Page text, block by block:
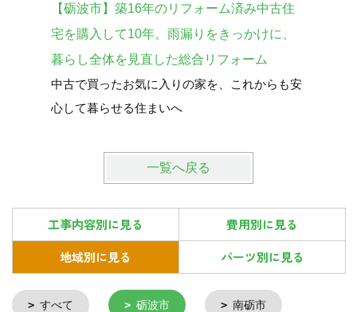
【砺波市】築16年のリフォーム済み中古住
宅を購入して10年。雨漏りをきっかけに、
暮らし全体を見直した総合リフォーム
中古で買ったお気に入りの家を、これからも安
心して暮らせる住まいへ
一覧へ戻る
工事内容別に見る
費用別に見る
地域別に見る
パーツ別に見る
すべて 砺波市 南砺市